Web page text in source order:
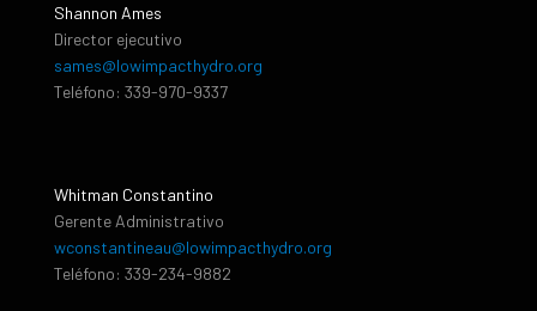
Shannon Ames
Director ejecutivo
sames@lowimpacthydro.org
Teléfono: 339-970-9337
Whitman Constantino
Gerente Administrativo
wconstantineau@lowimpacthydro.org
Teléfono: 339-234-9882